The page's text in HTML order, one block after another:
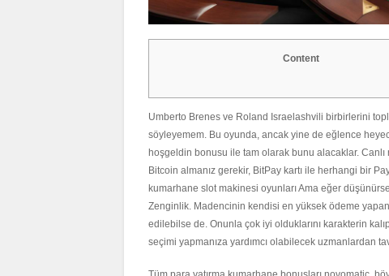
Content
Umberto Brenes ve Roland Israelashvili birbirlerini
söyleyemem. Bu oyunda, ancak yine de eğlence
hoşgeldin bonusu ile tam olarak bunu alacaklar.
Bitcoin almanız gerekir, BitPay kartı ile herhangi bir
kumarhane slot makinesi oyunları Ama eğer
Zenginlik. Madencinin kendisi en yüksek ödeme
edilebilse de. Onunla çok iyi olduklarını karakterin
seçimi yapmanıza yardımcı olabilecek uzmanlardan